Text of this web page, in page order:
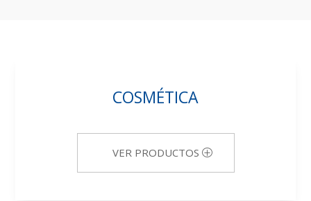
COSMÉTICA
VER PRODUCTOS